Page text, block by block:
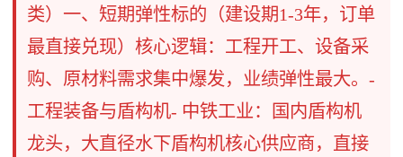
类）一、短期弹性标的（建设期1-3年，订单
最直接兑现）核心逻辑：工程开工、设备采
购、原材料需求集中爆发，业绩弹性最大。-
工程装备与盾构机- 中铁工业：国内盾构机
龙头，大直径水下盾构机核心供应商，直接